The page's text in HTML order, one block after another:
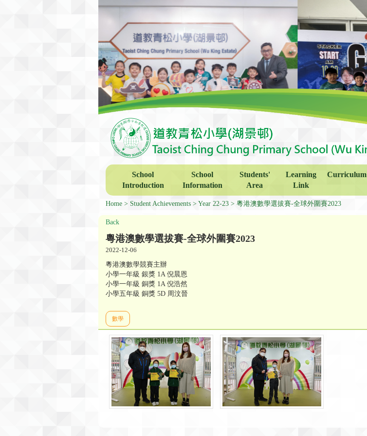
School
Introduction
School
Information
Students'
Area
Learning
Link
Curriculum
Home Student Achievements Year 22-23 粵港澳數學選拔賽-全球外圍賽2023
Back
粵港澳數學選拔賽-全球外圍賽2023
2022-12-06
粵港澳數學競賽主辦
小學一年級 銀獎 1A 倪晨恩
小學一年級 銅獎 1A 倪浩然
小學五年級 銅獎 5D 周汶晉
數學